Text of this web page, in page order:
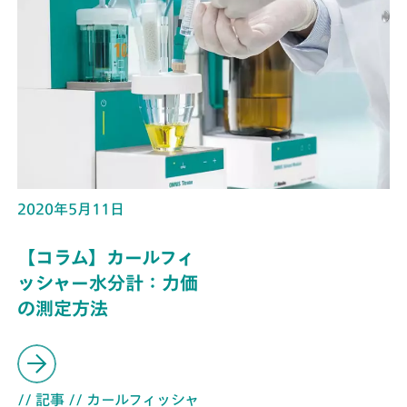
2020年5月11日
【コラム】カールフィ
ッシャー水分計：力価
の測定方法
// 記事 // カールフィッシャ